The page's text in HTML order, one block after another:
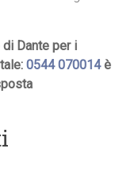
Dante per i
0544 070014è